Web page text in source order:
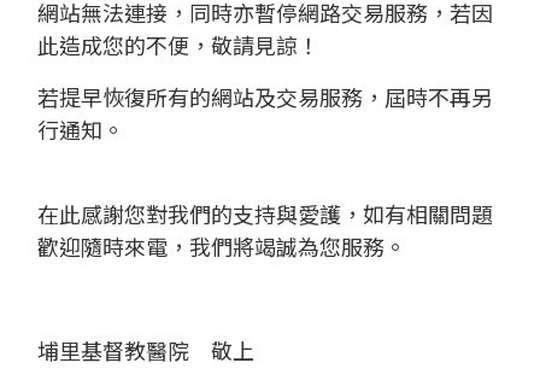
網站無法連接，同時亦暫停網路交易服務，若因
此造成您的不便，敬請見諒！
若提早恢復所有的網站及交易服務，屆時不再另
行通知。
在此感謝您對我們的支持與愛護，如有相關問題
歡迎隨時來電，我們將竭誠為您服務。
埔里基督教醫院 敬上